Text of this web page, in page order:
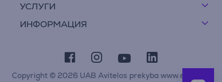
УСЛУГИ
ИНФОРМАЦИЯ
Copyright © 2026 UAB Avitelos prekyba www.elesen.lt